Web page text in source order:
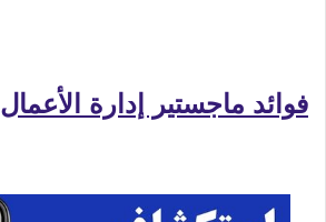
فوائد ماجستير إدارة الأعمال